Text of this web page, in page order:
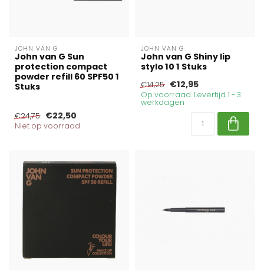
JOHN VAN G
John van G Sun
protection compact
powder refill 60 SPF50 1
Stuks
€24,75 €22,50
Niet op voorraad
JOHN VAN G
John van G Shiny lip
stylo 10 1 Stuks
€14,25 €12,95
Op voorraad. Levertijd 1 - 3
werkdagen